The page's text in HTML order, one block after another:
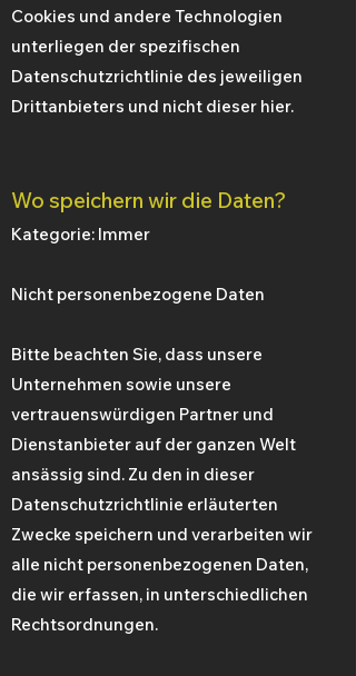
Cookies und andere Technologien
unterliegen der spezifischen
Datenschutzrichtlinie des jeweiligen
Drittanbieters und nicht dieser hier.
Wo speichern wir die Daten?
Kategorie: Immer
Nicht personenbezogene Daten
Bitte beachten Sie, dass unsere
Unternehmen sowie unsere
vertrauenswürdigen Partner und
Dienstanbieter auf der ganzen Welt
ansässig sind. Zu den in dieser
Datenschutzrichtlinie erläuterten
Zwecke speichern und verarbeiten wir
alle nicht personenbezogenen Daten,
die wir erfassen, in unterschiedlichen
Rechtsordnungen.